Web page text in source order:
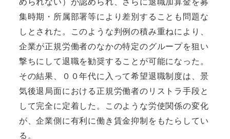
集時期・所属部署等により差別することも問題な
しとされた。このような判例の積み重ねにより、
企業が正規労働者のなかの特定のグループを狙い
撃ちにして退職を勧奨することが可能になった。
その結果、００年代に入って希望退職制度は、景
気後退局面における正規労働者のリストラ手段と
して完全に定着した。このような労使関係の変化
が、企業側に有利に働き賃金抑制をもたらしてい
る。